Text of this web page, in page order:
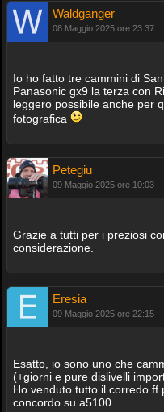
Waldganger
08 Maggio 2025 ore 23:37
Io ho fatto tre cammini di
Panasonic gx9 la terza con
leggero possibile anche per
fotografica
Petegiu
09 Maggio 2025 ore 10:03
Grazie a tutti per i preziosi
considerazione.
Eresia
09 Maggio 2025 ore 22:15
Esatto, io sono uno che
(+giorni e pure dislivelli
Ho venduto tutto il corredo
concordo su a5100